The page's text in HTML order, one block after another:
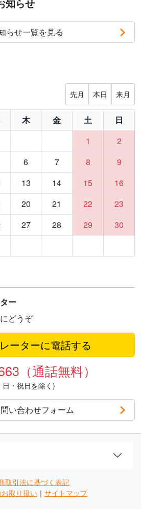
知らせ
らせ一覧を見る
先月 本日 来月
木 金 土
日
1
2
6 7 8
9
13 14 15
16
20 21 22
23
27 28 29
30
ー
どうぞ
ーターに電話する
（通話無料）
・祝日を除く)
い合わせフォーム
取引法に基づく表記
取り扱い ｜ サイトマップ